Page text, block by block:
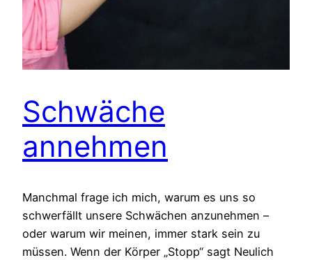
Schwäche
annehmen
Manchmal frage ich mich, warum es uns so
schwerfällt unsere Schwächen anzunehmen –
oder warum wir meinen, immer stark sein zu
müssen. Wenn der Körper „Stopp“ sagt Neulich